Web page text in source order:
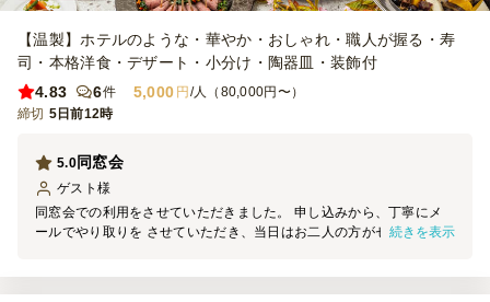
【温製】ホテルのような・華やか・おしゃれ・職人が握る・寿
司・本格洋食・デザート・小分け・陶器皿・装飾付
4.83
6件 5,000 円 /人（80,000円〜）
締切 5日前12時
同窓会
5.0
ゲスト 様
同窓会での利用をさせていただきました。 申し込みから、丁寧にメ
ールでやり取りを させていただき、当日はお二人の方がセッティン
どれも美味しく、温かいものは温かく提供していただき、出席者も満
続きを表示